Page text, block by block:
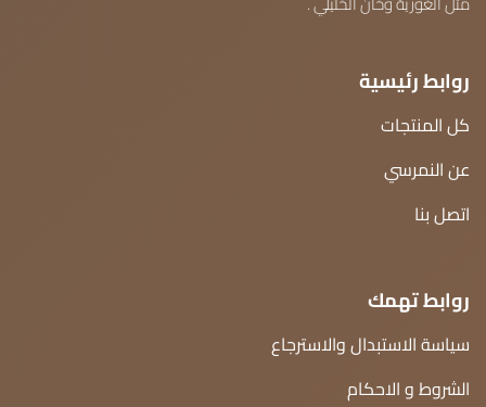
روابط رئيسية
كل المنتجات
عن النمرسي
اتصل بنا
روابط تهمك
سياسة الاستبدال والاسترجاع
الشروط و الاحكام